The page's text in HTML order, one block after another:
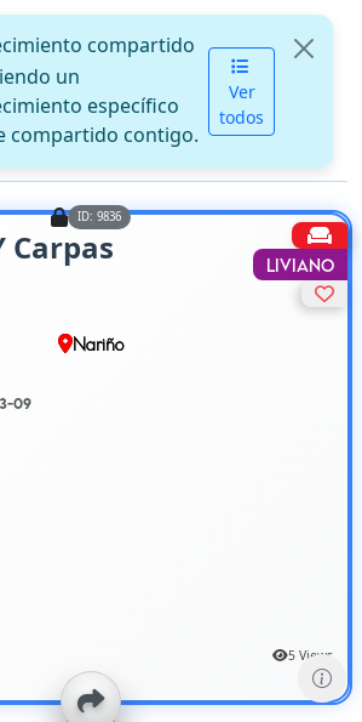
compartido
un
específico
compartido contigo.
Ver
todos
ID: 9836
Liviano
Carpas
Nariño
09
5 Views